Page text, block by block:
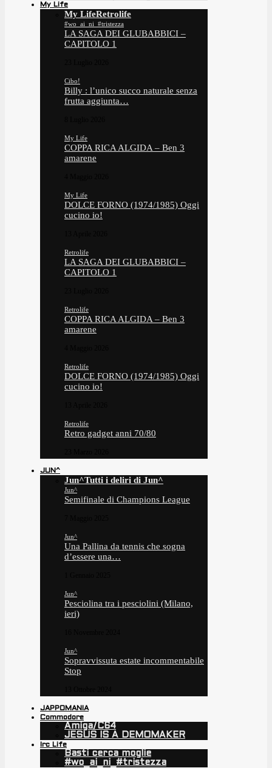
My Life
My LifeRetrolife
#wo_ai_ni_#tristezza
LA SAGA DEI GLUBABBICI –
CAPITOLO 1
Cibo!
Billy : l’unico succo naturale senza
frutta aggiunta…
My Life
COPPA RICA ALGIDA – Ben 3
amarene
My Life
DOLCE FORNO (1974/1985) Oggi
cucino io!
Retrolife
LA SAGA DEI GLUBABBICI –
CAPITOLO 1
Retrolife
COPPA RICA ALGIDA – Ben 3
amarene
Retrolife
DOLCE FORNO (1974/1985) Oggi
cucino io!
Retrolife
Retro gadget anni 70/80
JUN^
Jun^Tutti i deliri di Jun^
Jun^
Semifinale di Champions League
Jun^
Una Pallina da tennis che sogna
d’essere una…
Jun^
Pesciolina tra i pesciolini (Milano,
ieri)
Jun^
Sopravvissuta estate incommentabile
Stop
JAPPOMANIA
Commodore
Amiga/C64
JESUS IS A DEMOMAKER
Irc Life
Basti cerca moglie
#wo_ai_ni_#tristezza